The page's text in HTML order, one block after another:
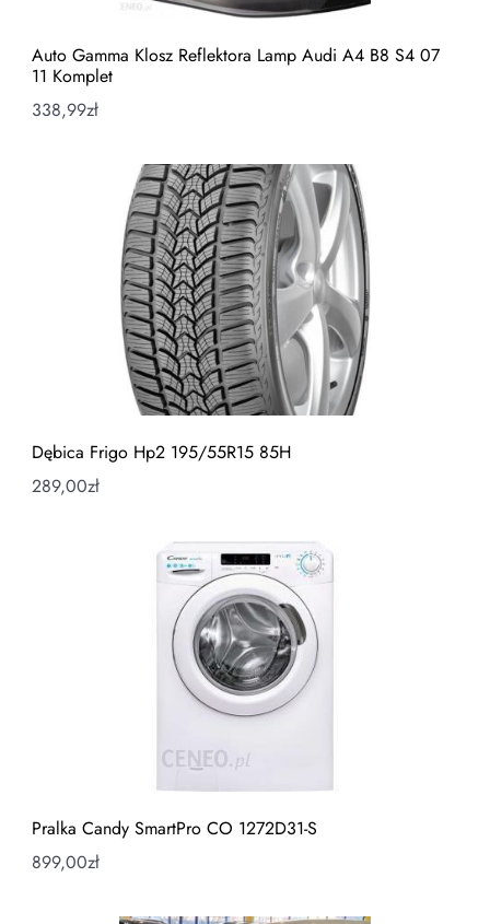
Auto Gamma Klosz Reflektora Lamp Audi A4 B8 S4 07
11 Komplet
338,99zł
Dębica Frigo Hp2 195/55R15 85H
289,00zł
Pralka Candy SmartPro CO 1272D31-S
899,00zł